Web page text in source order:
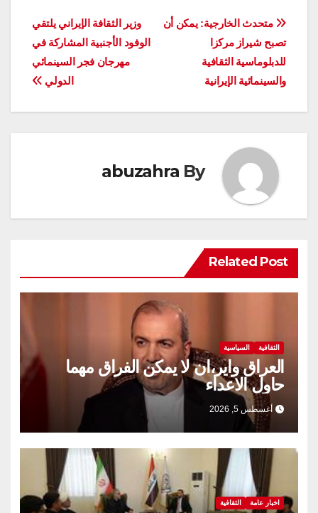
تصفّح
المقالات
وزير الثقافة الإيراني يلتقي
الوفود الأجنبية المشاركة في
مهرجان فجر السينمائي
الدولي
متحدث الخارجية: يمكن أن
تصبح شيراز مركزا
للدبلوماسية الثقافية
والسينمائية الإيرانية
By
abuzahra
Related Post
الثقافية السياسية
العراق واير،ان لا يمكن الفراق مهما
حاول الاعداء
أغسطس 5, 2026
اخبار عامة الثقافية